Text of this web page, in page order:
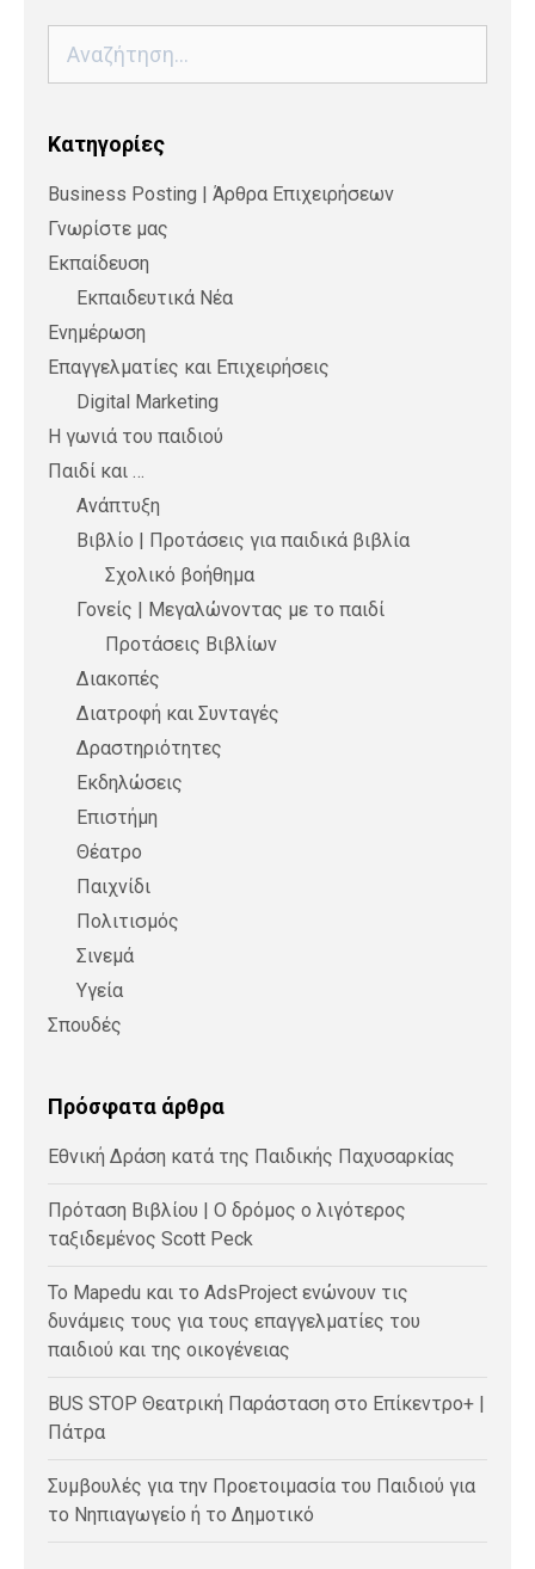
για:
Kατηγορίες
Business Posting | Άρθρα Επιχειρήσεων
Γνωρίστε μας
Εκπαίδευση
Εκπαιδευτικά Νέα
Ενημέρωση
Επαγγελματίες και Επιχειρήσεις
Digital Marketing
Η γωνιά του παιδιού
Παιδί και …
Ανάπτυξη
Βιβλίο | Προτάσεις για παιδικά βιβλία
Σχολικό βοήθημα
Γονείς | Μεγαλώνοντας με το παιδί
Προτάσεις Βιβλίων
Διακοπές
Διατροφή και Συνταγές
Δραστηριότητες
Εκδηλώσεις
Επιστήμη
Θέατρο
Παιχνίδι
Πολιτισμός
Σινεμά
Υγεία
Σπουδές
Πρόσφατα άρθρα
Εθνική Δράση κατά της Παιδικής Παχυσαρκίας
Πρόταση Βιβλίου | Ο δρόμος ο λιγότερος
ταξιδεμένος Scott Peck
Το Mapedu και το AdsProject ενώνουν τις
δυνάμεις τους για τους επαγγελματίες του
παιδιού και της οικογένειας
BUS STOP Θεατρική Παράσταση στο Επίκεντρο+ |
Πάτρα
Συμβουλές για την Προετοιμασία του Παιδιού για
το Νηπιαγωγείο ή το Δημοτικό